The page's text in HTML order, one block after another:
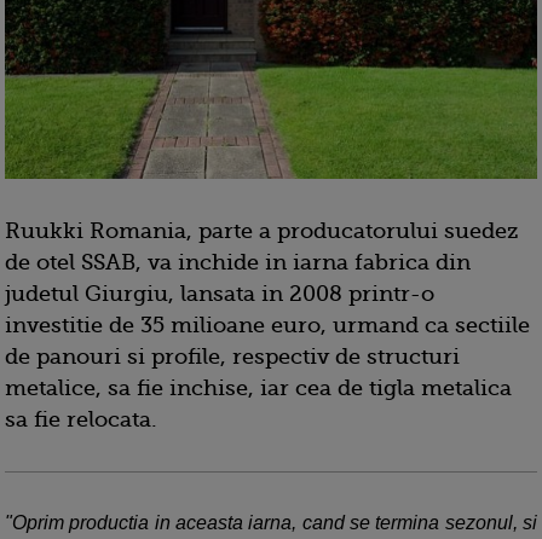
Ruukki Romania, parte a producatorului suedez
de otel SSAB, va inchide in iarna fabrica din
judetul Giurgiu, lansata in 2008 printr-o
investitie de 35 milioane euro, urmand ca sectiile
de panouri si profile, respectiv de structuri
metalice, sa fie inchise, iar cea de tigla metalica
sa fie relocata.
"Oprim productia in aceasta iarna, cand se termina sezonul, si